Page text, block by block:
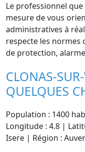
Le professionnel
mesure de vous
administratives à
respecte les normes
de protection,
CLONAS-
QUELQUES
Population : 1400
Longitude : 4.8 |
Isere | Région :